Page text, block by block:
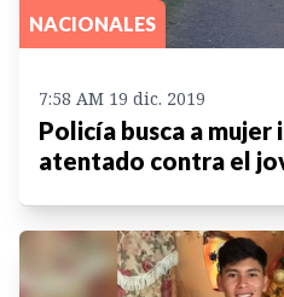
NACIONALES
7:58 AM 19 dic. 2019
Policía busca a mujer
atentado contra el